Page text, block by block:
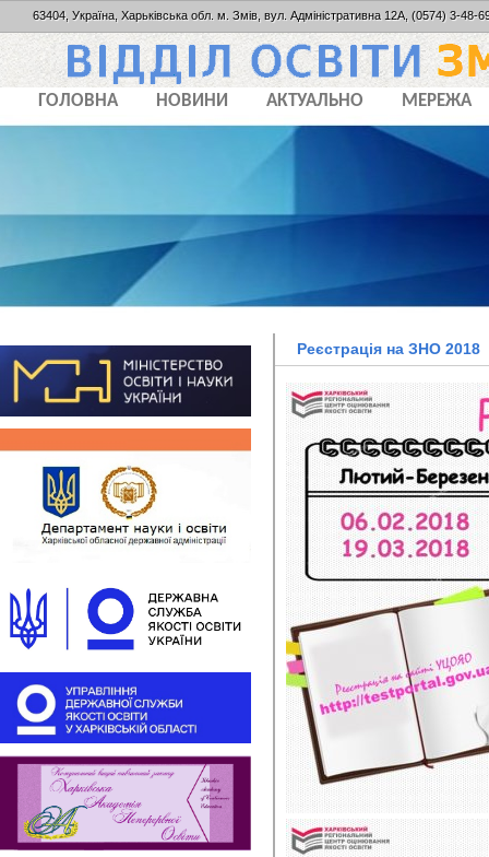
63404, Україна, Харьківська обл. м. Змів, вул. Адміністративна 12А, (0574) 3-48-
ГОЛОВНА НОВИНИ АКТУАЛЬНО МЕРЕЖА
Реєстрація на ЗНО 2018